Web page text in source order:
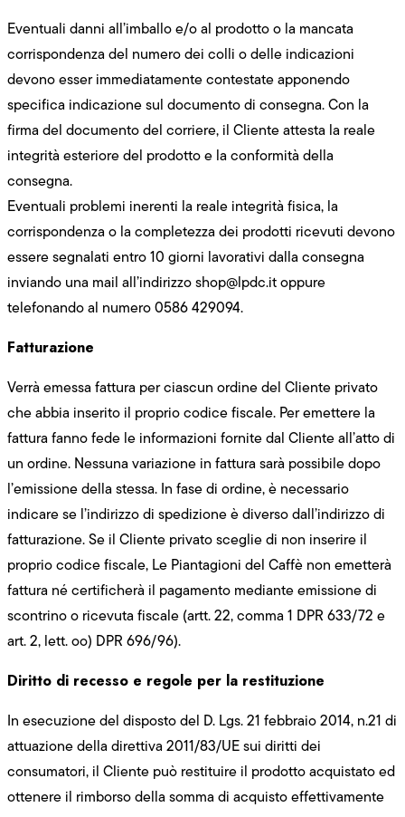
Eventuali danni all’imballo e/o al prodotto o la mancata
corrispondenza del numero dei colli o delle indicazioni
devono esser immediatamente contestate apponendo
specifica indicazione sul documento di consegna. Con la
firma del documento del corriere, il Cliente attesta la reale
integrità esteriore del prodotto e la conformità della
consegna.
Eventuali problemi inerenti la reale integrità fisica, la
corrispondenza o la completezza dei prodotti ricevuti devono
essere segnalati entro 10 giorni lavorativi dalla consegna
inviando una mail all’indirizzoshop@lpdc.itoppure
telefonando al numero 0586 429094.
Fatturazione
Verrà emessa fattura per ciascun ordine del Cliente privato
che abbia inserito il proprio codice fiscale. Per emettere la
fattura fanno fede le informazioni fornite dal Cliente all’atto di
un ordine. Nessuna variazione in fattura sarà possibile dopo
l’emissione della stessa. In fase di ordine, è necessario
indicare se l’indirizzo di spedizione è diverso dall’indirizzo di
fatturazione. Se il Cliente privato sceglie di non inserire il
proprio codice fiscale, Le Piantagioni del Caffè non emetterà
fattura né certificherà il pagamento mediante emissione di
scontrino o ricevuta fiscale (artt. 22, comma 1 DPR 633/72 e
art. 2, lett. oo) DPR 696/96).
Diritto di recesso e regole per la restituzione
In esecuzione del disposto del D. Lgs. 21 febbraio 2014, n.21 di
attuazione della direttiva 2011/83/UE sui diritti dei
consumatori, il Cliente può restituire il prodotto acquistato ed
ottenere il rimborso della somma di acquisto effettivamente